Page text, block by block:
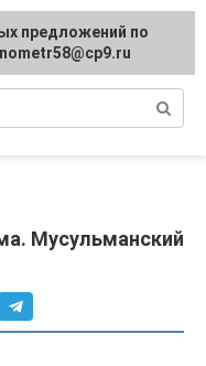
Мусульманский
предложений по
предложений по